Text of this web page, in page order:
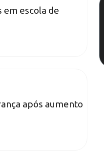
em escola de
após aumento